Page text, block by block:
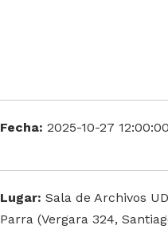
Fecha: 2025-10-27 12:00:00
Lugar: Sala de Archivos
Parra (Vergara 324,